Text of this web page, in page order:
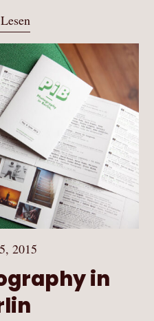
2015
in